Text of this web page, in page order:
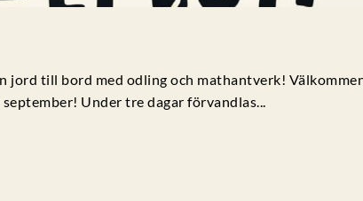
jord till bord med odling och mathantverk!
Under tre dagar förvandlas...